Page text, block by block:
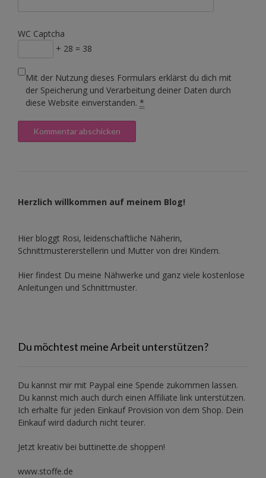
WC Captcha
+ 28 = 38
Mit der Nutzung dieses Formulars erklärst du dich mit
der Speicherung und Verarbeitung deiner Daten durch
diese Website einverstanden. *
Herzlich willkommen auf meinem Blog!
Hier bloggt Rosi, leidenschaftliche Näherin,
Schnittmustererstellerin und Mutter von drei Kindern.
Hier findest Du meine Nähwerke und ganz viele kostenlose
Anleitungen und Schnittmuster.
Du möchtest meine Arbeit unterstützen?
Du kannst mir mit Paypal eine Spende zukommen lassen.
Du kannst mich auch durch einen Affiliate link unterstützen.
Ich erhalte für jeden Einkauf Provision von dem Shop. Dein
Einkauf wird dadurch nicht teurer.
Jetzt kreativ bei buttinette.de shoppen!
www.stoffe.de